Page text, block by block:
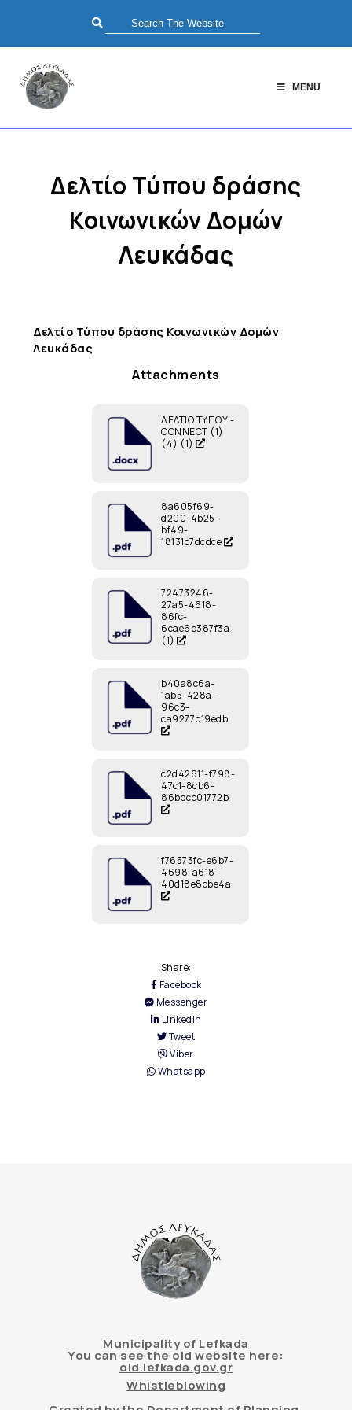
MENU
Δελτίο Τύπου δράσης
Κοινωνικών Δομών
Λευκάδας
Δελτίο Τύπου δράσης Κοινωνικών Δομών
Λευκάδας
Attachments
ΔΕΛΤΙΟ ΤΥΠΟΥ -
CONNECT (1)
(4) (1)
8a605f69-
d200-4b25-
bf49-
18131c7dcdce
72473246-
27a5-4618-
86fc-
6cae6b387f3a
(1)
b40a8c6a-
1ab5-428a-
96c3-
ca9277b19edb
c2d42611-f798-
47c1-8cb6-
86bdcc01772b
f76573fc-e6b7-
4698-a618-
40d18e8cbe4a
Share:
Facebook
Messenger
LinkedIn
Tweet
Viber
Whatsapp
Municipality of Lefkada
You can see the old website here:
old.lefkada.gov.gr
Whistleblowing